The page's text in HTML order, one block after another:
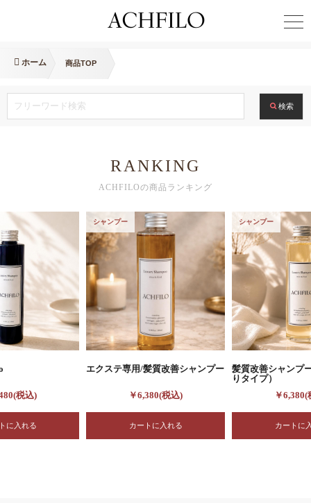
ホーム 商品TOP
検索
RANKING
ACHFILOの商品ランキング
シャンプー
エクステ専用/髪質改善シャンプー
￥6,380(税込)
シャンプー
髪質改善シャンプ
りタイプ）
￥6,380(
税込)